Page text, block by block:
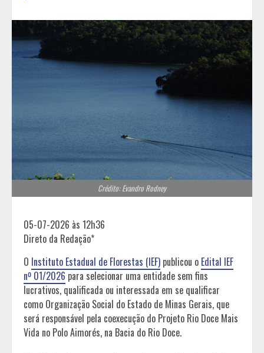
Crédito: Evandro Rodney
05-07-2026 às 12h36
Direto da Redação*
O Instituto Estadual de Florestas (IEF) publicou o Edital IEF
nº 01/2026 para selecionar uma entidade sem fins
lucrativos, qualificada ou interessada em se qualificar
como Organização Social do Estado de Minas Gerais, que
será responsável pela coexecução do Projeto Rio Doce Mais
Vida no Polo Aimorés, na Bacia do Rio Doce.